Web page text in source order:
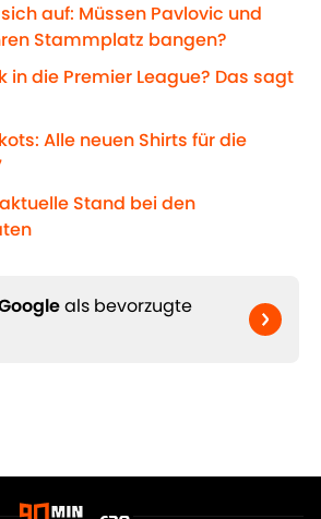
auf: Müssen Pavlovic und
Stammplatz bangen?
in die Premier League? Das sagt
Alle neuen Shirts für die
aktuelle Stand bei den
als bevorzugte